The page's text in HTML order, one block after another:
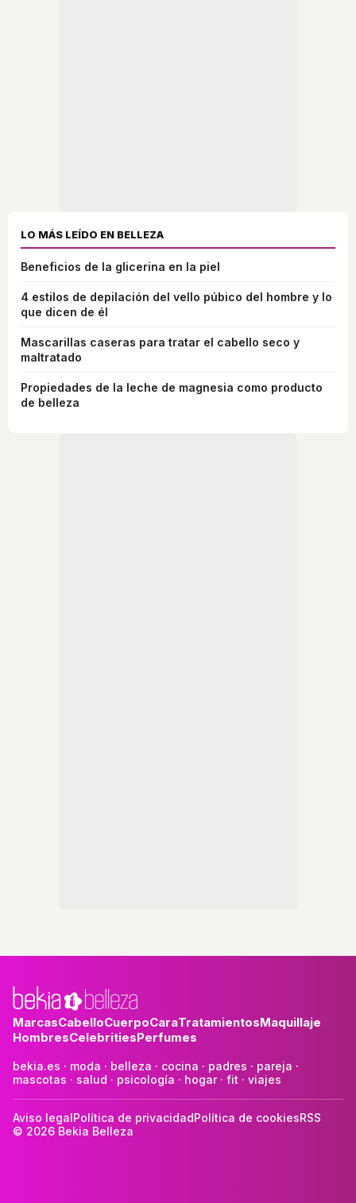
LO MÁS LEÍDO EN BELLEZA
Beneficios de la glicerina en la piel
4 estilos de depilación del vello púbico del hombre y lo
que dicen de él
Mascarillas caseras para tratar el cabello seco y
maltratado
Propiedades de la leche de magnesia como producto
de belleza
MarcasCabelloCuerpoCaraTratamientosMaquillaje
HombresCelebritiesPerfumes
bekia.es · moda · belleza · cocina · padres · pareja ·
mascotas · salud · psicología · hogar· fit · viajes
Aviso legalPolítica de privacidadPolítica de cookiesRSS
© 2026 Bekia Belleza